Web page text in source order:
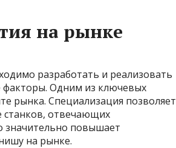
на рынке
разработать и реализовать
факторы. Одним из ключевых
рынка. Специализация позволяет
станков, отвечающих
значительно повышает
на рынке.